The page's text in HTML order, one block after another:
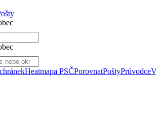
Heatmapa PSČPorovnatPoštyPrůvodce